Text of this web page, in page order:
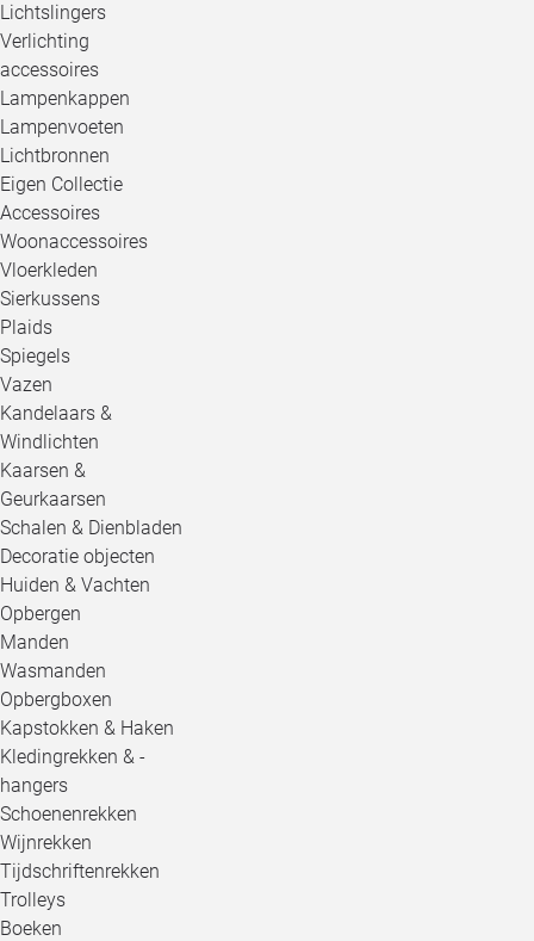
Lichtslingers
Verlichting
accessoires
Lampenkappen
Lampenvoeten
Lichtbronnen
Eigen Collectie
Accessoires
Woonaccessoires
Vloerkleden
Sierkussens
Plaids
Spiegels
Vazen
Kandelaars &
Windlichten
Kaarsen &
Geurkaarsen
Schalen & Dienbladen
Decoratie objecten
Huiden & Vachten
Opbergen
Manden
Wasmanden
Opbergboxen
Kapstokken & Haken
Kledingrekken & -
hangers
Schoenenrekken
Wijnrekken
Tijdschriftenrekken
Trolleys
Boeken